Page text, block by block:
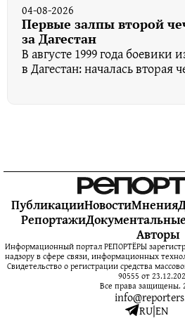
04-08-2026
Первые залпы второй
за Дагестан
В августе 1999 года боевики
в Дагестан: началась вторая
ПубликацииНовостиМнения
Репортажи
Авторы
Информационный портал РЕПОРТЁРЫ
надзору в сфере связи, информационных
Свидетельство о регистрации средства
90555 от
Все права защищены.
RU|EN